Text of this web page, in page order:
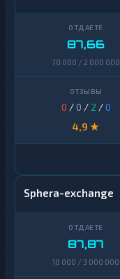
87,66
70 000 / 2 000 000
0 / 0 / 2 /0
4,9 ★
Sphera-exchange
87,87
10 000 / 3 000 000